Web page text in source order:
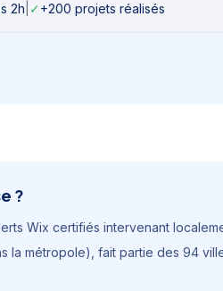
2h ✓+200 projets réalisés
?
Wix certifiés intervenant
la métropole) , fait partie des 94